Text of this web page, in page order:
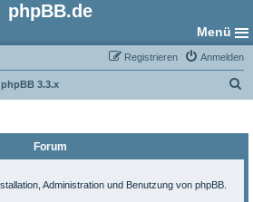
phpBB.de
Menü
Anmelden
Registrieren
phpBB 3.3.x
Forum
Administration und Benutzung von phpBB.